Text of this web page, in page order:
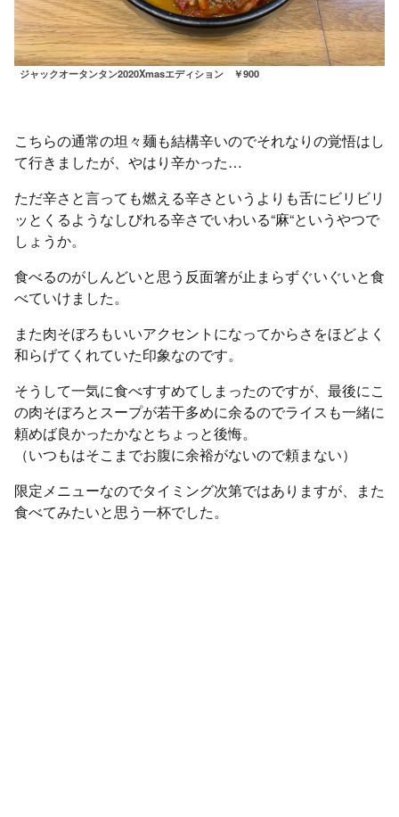
ジャックオータンタン2020Xmasエディション ￥900
こちらの通常の坦々麺も結構辛いのでそれなりの覚悟はし
て行きましたが、やはり辛かった…
ただ辛さと言っても燃える辛さというよりも舌にビリビリ
ッとくるようなしびれる辛さでいわいる“麻“というやつで
しょうか。
食べるのがしんどいと思う反面箸が止まらずぐいぐいと食
べていけました。
また肉そぼろもいいアクセントになってからさをほどよく
和らげてくれていた印象なのです。
そうして一気に食べすすめてしまったのですが、最後にこ
の肉そぼろとスープが若干多めに余るのでライスも一緒に
頼めば良かったかなとちょっと後悔。
（いつもはそこまでお腹に余裕がないので頼まない）
限定メニューなのでタイミング次第ではありますが、また
食べてみたいと思う一杯でした。